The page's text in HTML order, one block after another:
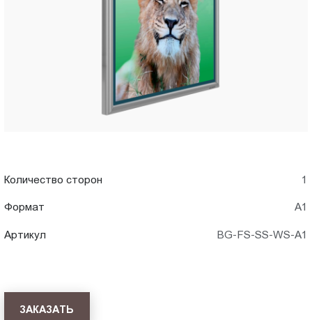
Хабаровск
Количество сторон 1
Формат А1
Артикул BG-FS-SS-WS-A1
ЗАКАЗАТЬ